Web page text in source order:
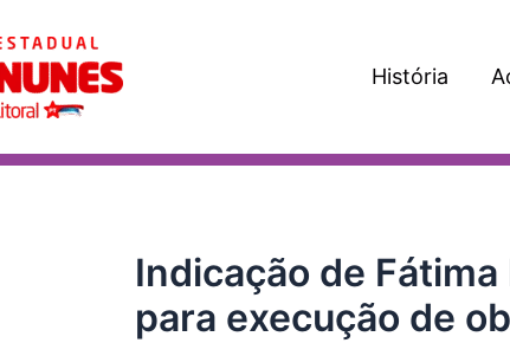
História
Indicação de
para execução de